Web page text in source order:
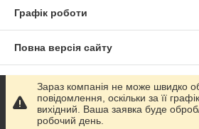
Графік роботи
Повна версія сайту
Сайт створено на маркетплейсі
Політика конфіденційності
Зараз компанія не може швидко
повідомлення, оскільки за її
вихідний. Ваша заявка буде
робочий день.